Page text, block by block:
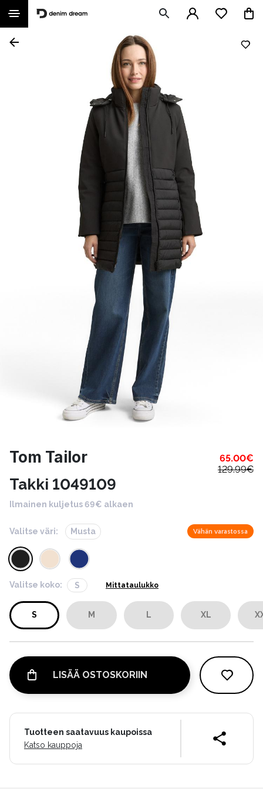
Tom Tailor 65.00€
129.99€
Takki 1049109
Ilmainen kuljetus 69€ alkaen
Valitse väri: Musta Vähän varastossa
Valitse koko: S Mittataulukko
S M L XL
LISÄÄ OSTOSKORIIN
Tuotteen saatavuus kaupoissa
Katso kauppoja